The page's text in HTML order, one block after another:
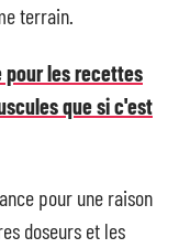
terrain.
pour les recettes
que si c'est
pour une raison
doseurs et les